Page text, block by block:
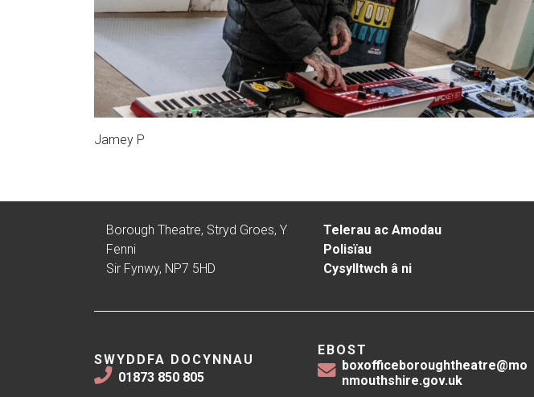
Jamey P
Borough Theatre, Stryd Groes, Y
Fenni
Sir Fynwy, NP7 5HD
Telerau ac Amodau
Polisïau
Cysylltwch â ni
SWYDDFA DOCYNNAU
01873 850 805
EBOST
boxofficeboroughtheatre@mo
nmouthshire.gov.uk